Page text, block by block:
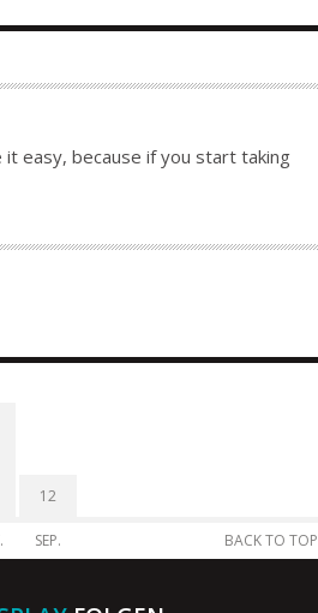
it easy, because if you start taking
12
SEP. BACK TO TOP